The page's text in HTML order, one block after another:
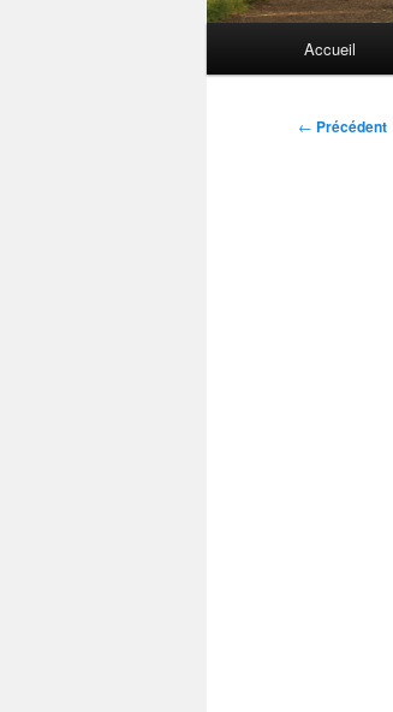
Accueil
Navigation
← Précédent